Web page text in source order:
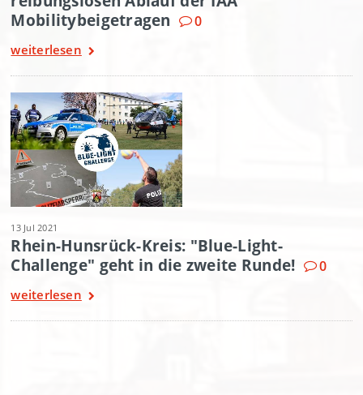
Mobilitybeigetragen
0
weiterlesen
13 Jul 2021
Rhein-Hunsrück-Kreis: "Blue-Light-
Challenge" geht in die zweite Runde!
0
weiterlesen